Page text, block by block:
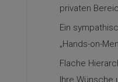
privaten
Ein
„Hands-on-
Flache
Ihre Wünsche